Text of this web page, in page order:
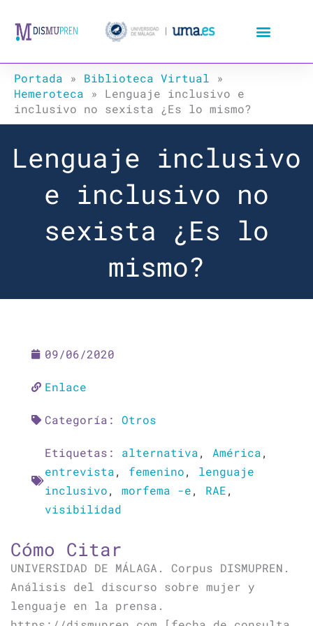
Portada » Biblioteca Virtual »
Hemeroteca » Lenguaje inclusivo e
inclusivo no sexista ¿Es lo mismo?
Lenguaje inclusivo
e inclusivo no
sexista ¿Es lo
mismo?
09/06/2020
Enlace
Categoría: Otros
Etiquetas: alternativa, América,
entrevista, femenino, lenguaje
inclusivo, morfema -e, RAE,
visibilidad
Cómo Citar
UNIVERSIDAD DE MÁLAGA. Corpus DISMUPREN.
Análisis del discurso sobre mujer y
lenguaje en la prensa.